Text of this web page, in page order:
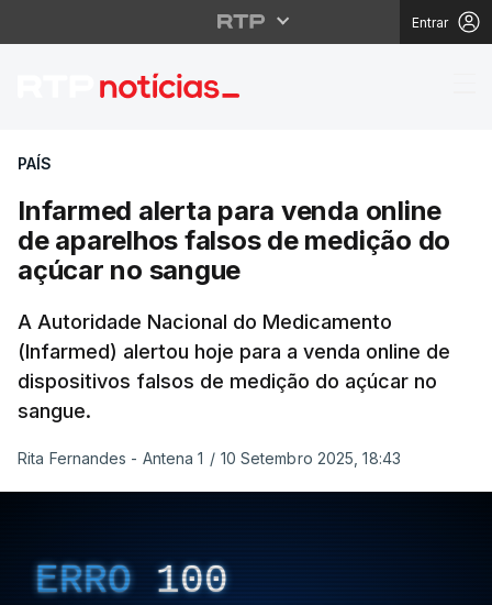
Entrar
Infarmed alerta para
PAÍS
Infarmed alerta para venda online
de aparelhos falsos de medição do
açúcar no sangue
A Autoridade Nacional do Medicamento
(Infarmed) alertou hoje para a venda online de
dispositivos falsos de medição do açúcar no
sangue.
Rita Fernandes - Antena 1 / 10 Setembro 2025, 18:43
ERRO 100